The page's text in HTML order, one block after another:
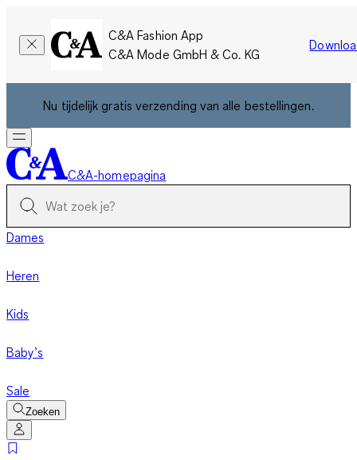
C&A Fashion App
C&A Mode GmbH & Co. KG
Nu tijdelijk gratis verzending van alle bestellingen.
C&A-homepagina
Dames
Heren
Kids
Baby’s
Sale
Zoeken